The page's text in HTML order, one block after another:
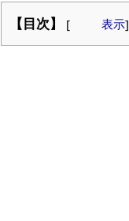
【目次】 [ 表示]